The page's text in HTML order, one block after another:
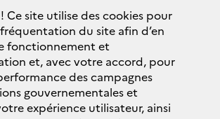
Ce site utilise des cookies pour
du site afin d’en
fonctionnement et
et, avec votre accord, pour
des campagnes
gouvernementales et
expérience utilisateur, ainsi
et améliorer votre expérience
que pour vous proposer des
fournis par nos partenaires.
votre choix pendant 13 mois.
changer ce choix à tout moment en
sur lapage données personnelles
© 2018 Brexit.gouv.fr